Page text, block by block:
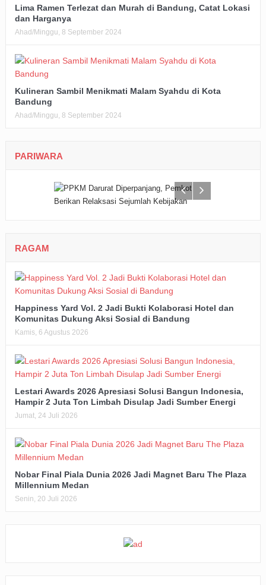
Lima Ramen Terlezat dan Murah di Bandung, Catat Lokasi
dan Harganya
Ahad/Minggu, 8 September 2024
Kulineran Sambil Menikmati Malam Syahdu di Kota
Bandung
Ahad/Minggu, 8 September 2024
PARIWARA
RAGAM
Happiness Yard Vol. 2 Jadi Bukti Kolaborasi Hotel dan
Komunitas Dukung Aksi Sosial di Bandung
Kamis, 6 Agustus 2026
Lestari Awards 2026 Apresiasi Solusi Bangun Indonesia,
Hampir 2 Juta Ton Limbah Disulap Jadi Sumber Energi
Jumat, 24 Juli 2026
Nobar Final Piala Dunia 2026 Jadi Magnet Baru The Plaza
Millennium Medan
Senin, 20 Juli 2026